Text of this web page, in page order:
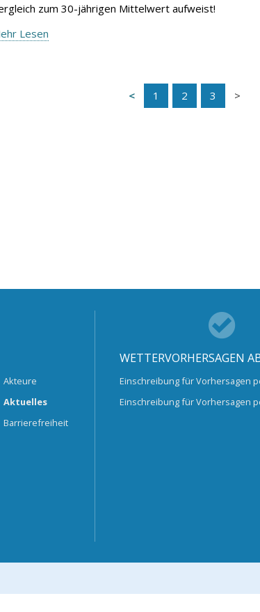
zum 30-jährigen Mittelwert aufweist!
Lesen
1 2 3
Akteure
Aktuelles
Barrierefreiheit
WETTERVORHERSAGEN
Einschreibung für Vorhersagen
Einschreibung für Vorhersagen